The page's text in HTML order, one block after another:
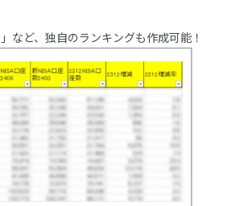
など、独自のランキングも作成可能！